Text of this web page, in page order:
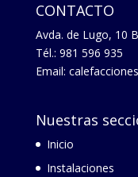
CONTACTO
Avda. de Lugo, 10
Tél.: 981 596 935
Email:
Nuestras
Inicio
Instalaciones